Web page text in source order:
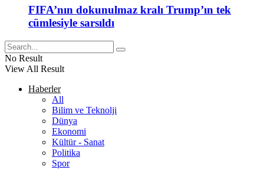
FIFA’nın dokunulmaz kralı Trump’ın tek
cümlesiyle sarsıldı
No Result
View All Result
Haberler
All
Bilim ve Teknolji
Dünya
Ekonomi
Kültür - Sanat
Politika
Spor